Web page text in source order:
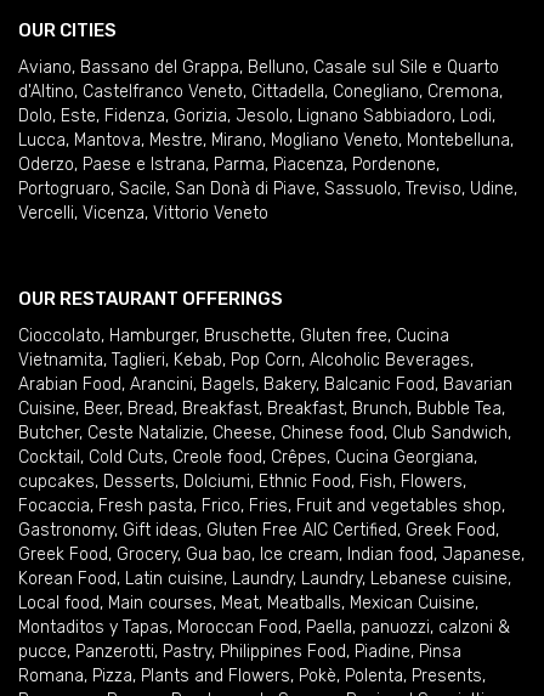
OUR CITIES
Aviano, Bassano del Grappa, Belluno, Casale sul Sile e Quarto
d'Altino, Castelfranco Veneto, Cittadella, Conegliano, Cremona,
Dolo, Este, Fidenza, Gorizia, Jesolo, Lignano Sabbiadoro, Lodi,
Lucca, Mantova, Mestre, Mirano, Mogliano Veneto, Montebelluna,
Oderzo, Paese e Istrana, Parma, Piacenza, Pordenone,
Portogruaro, Sacile, San Donà di Piave, Sassuolo, Treviso, Udine,
Vercelli, Vicenza, Vittorio Veneto
OUR RESTAURANT OFFERINGS
Cioccolato, Hamburger, Bruschette, Gluten free, Cucina
Vietnamita, Taglieri, Kebab, Pop Corn, Alcoholic Beverages,
Arabian Food, Arancini, Bagels, Bakery, Balcanic Food, Bavarian
Cuisine, Beer, Bread, Breakfast, Breakfast, Brunch, Bubble Tea,
Butcher, Ceste Natalizie, Cheese, Chinese food, Club Sandwich,
Cocktail , Cold Cuts, Creole food, Crêpes, Cucina Georgiana,
cupcakes, Desserts, Dolciumi, Ethnic Food, Fish, Flowers,
Focaccia, Fresh pasta, Frico, Fries, Fruit and vegetables shop,
Gastronomy, Gift ideas, Gluten Free AIC Certified, Greek Food,
Greek Food, Grocery, Gua bao, Ice cream, Indian food, Japanese,
Korean Food, Latin cuisine, Laundry, Laundry, Lebanese cuisine,
Local food, Main courses, Meat, Meatballs, Mexican Cuisine,
Montaditos y Tapas, Moroccan Food, Paella, panuozzi, calzoni &
pucce, Panzerotti, Pastry, Philippines Food, Piadine, Pinsa
Romana, Pizza, Plants and Flowers, Pokè, Polenta, Presents,